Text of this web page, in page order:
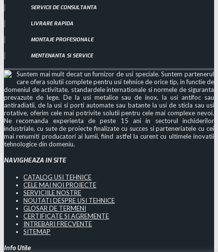
SERVICII DE CONSULTANTA
LIVRARE RAPIDA
MONTAJE PROFESIONALE
MENTENANTA SI SERVICE
Suntem mai mult decat un furnizor de usi speciale. Suntem partenerul
care ofera solutii complete pentru usi tehnice de orice tip, in functie de
domeniul de activitate, standardele internationale si normele de siguranta
prevazute de lege. De la usi metalice sau de inox, la usi antifoc sau
antiradiatii, de la usi si porti automate sau batante la usi de sticla sau usi
rotative, oferim cele mai potrivite solutii pentru cele mai complexe nevoi.
Ne recomanda experienta de peste 15 ani in sectorul inchiderilor
industriale, cu sute de proiecte finalizate cu succes si parteneriatele cu cei
mai renumiti producatori ai lumii, fiind astfel la curent cu ultimele inovatii
tehnologice din domeniu.
NAVIGHEAZA IN SITE
CATALOG USI TEHNICE
CELE MAI NOI PROIECTE
SERVICIILE NOSTRE
NOUTATI DESPRE USI TEHNICE
GLOSAR DE TERMENI
CERTIFICATE SI AGREMENTE
INTREBARI FRECVENTE
SITEMAP
Info Utile